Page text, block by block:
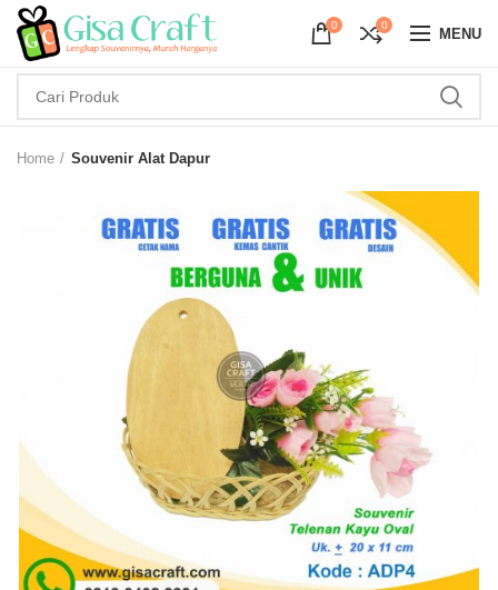
0 0 MENU
Home Souvenir Alat Dapur